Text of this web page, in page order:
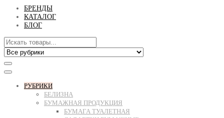
БРЕНДЫ
КАТАЛОГ
БЛОГ
РУБРИКИ
БЕЛИЗНА
БУМАЖНАЯ ПРОДУКЦИЯ
БУМАГА ТУАЛЕТНАЯ